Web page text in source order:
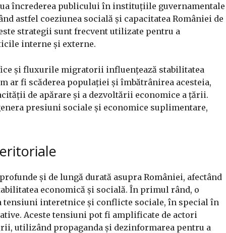
încrederea publicului în instituțiile guvernamentale
astfel coeziunea socială și capacitatea României de
strategii sunt frecvent utilizate pentru a
interne și externe.
și fluxurile migratorii influențează stabilitatea
ar fi scăderea populației și îmbătrânirea acesteia,
de apărare și a dezvoltării economice a țării.
presiuni sociale și economice suplimentare,
și de lungă durată asupra României, afectând
economică și socială. În primul rând, o
tensiuni interetnice și conflicte sociale, în special în
Aceste tensiuni pot fi amplificate de actori
utilizând propaganda și dezinformarea pentru a